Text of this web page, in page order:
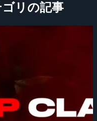
ゴリの記事